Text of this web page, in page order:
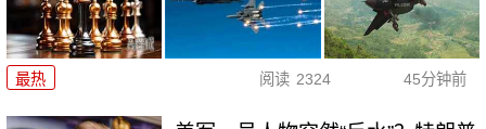
最热 阅读 2324 45分钟前